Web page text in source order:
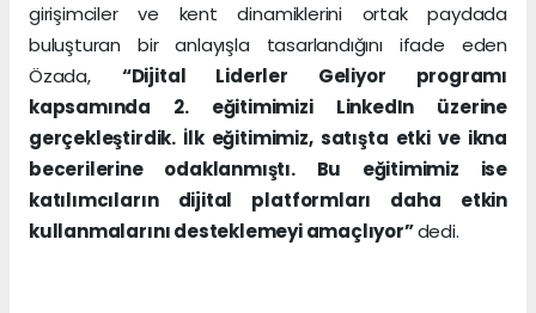
girişimciler ve kent dinamiklerini ortak paydada
buluşturan bir anlayışla tasarlandığını ifade eden
Özada, “Dijital Liderler Geliyor programı
kapsamında 2. eğitimimizi LinkedIn üzerine
gerçekleştirdik. İlk eğitimimiz, satışta etki ve ikna
becerilerine odaklanmıştı. Bu eğitimimiz ise
katılımcıların dijital platformları daha etkin
kullanmalarını desteklemeyi amaçlıyor”dedi.